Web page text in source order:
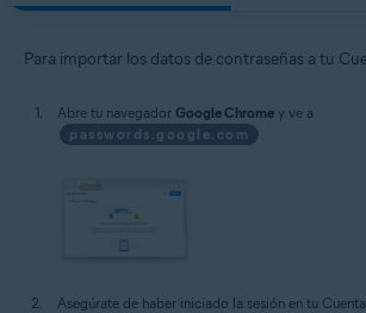
Para importar los datos de contraseñas a tu
Abre tu navegador Google Chrome y ve a
passwords.google.com
Asegúrate de haber iniciado la sesión en tu